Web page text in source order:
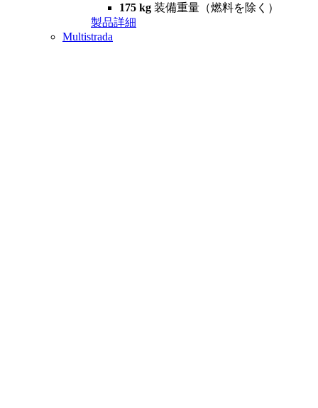
175 kg 装備重量（燃料を除く）
製品詳細
Multistrada